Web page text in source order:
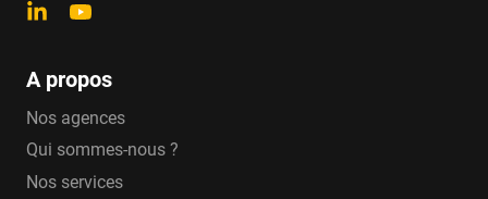
A propos
Nos agences
Qui sommes-nous ?
Nos services